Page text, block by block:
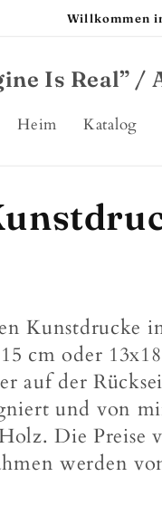
Willkommen
Is Real”
Heim Katalog
Kunstdrucke
cm oder
auf der
und von
Die Preise
werden